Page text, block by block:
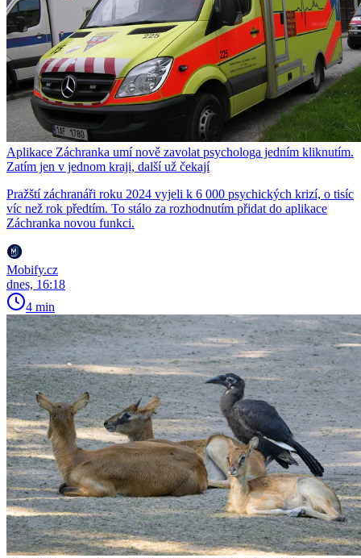
Aplikace Záchranka umí nově zavolat psychologa jedním kliknutím.
Zatím jen v jednom kraji, další už čekají
Pražští záchranáři roku 2024 vyjeli k 6 000 psychických krizí, o tisíc
víc než rok předtím. To stálo za rozhodnutím přidat do aplikace
Záchranka novou funkci.
Mobify.cz
dnes, 16:18
4 min